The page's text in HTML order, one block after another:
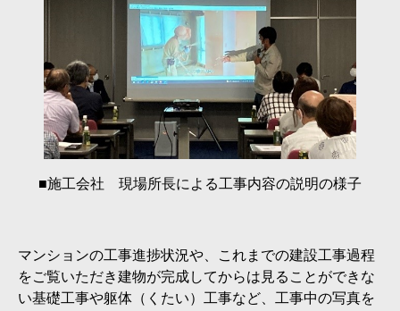
■施工会社 現場所長による工事内容の説明の様子
マンションの工事進捗状況や、これまでの建設工事過程
をご覧いただき建物が完成してからは見ることができな
い基礎工事や躯体（くたい）工事など、工事中の写真を